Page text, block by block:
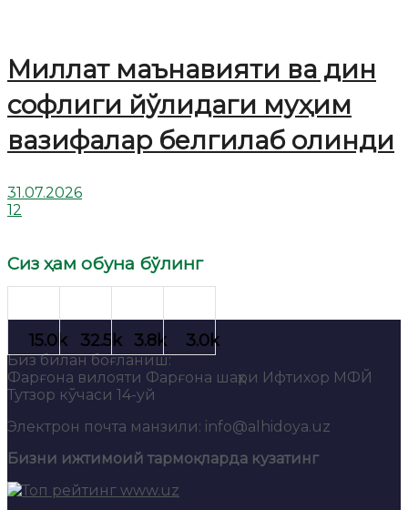
Миллат маънавияти ва дин
софлиги йўлидаги муҳим
вазифалар белгилаб олинди
31.07.2026
12
Сиз ҳам обуна бўлинг
Биз билан боғланиш:
Фарғона вилояти Фарғона шаҳри Ифтихор МФЙ
Тутзор кўчаси 14-уй
Электрон почта манзили: info@alhidoya.uz
Бизни ижтимоий тармоқларда кузатинг